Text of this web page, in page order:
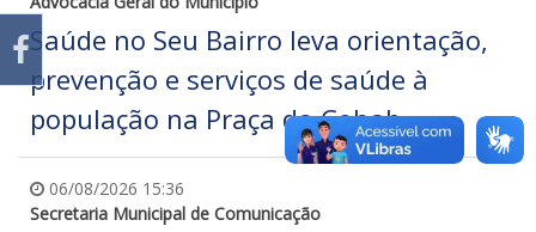
Saúde no Seu Bairro leva orientação,
prevenção e serviços de saúde à
população na Praça da Cohab
06/08/2026 15:36
Secretaria Municipal de Comunicação